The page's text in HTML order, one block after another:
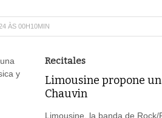
ÀS 00H10MIN
Recitales
Limousine propone
Chauvin
Limousine, la banda de